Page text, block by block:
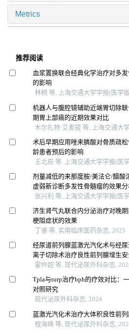
Metrics
推荐阅读
血浆置换联合经典化学治疗对多
的影响
林桐 等, 上海交通大学学报(医学
机器人与腹腔镜辅助近端胃切除
期胃上部癌的近期效果对比
木尔扎特·艾麦提 等, 上海交通大
术后早期应用唑来膦酸对骨质疏
龄患者预后的影响
王北辰 等, 上海交通大学学报(医
剂量减低的来那度胺/美法仑/醋酸
虚弱新诊断多发性骨髓瘤的效果
张兴利 等, 上海交通大学学报(医
济生肾气丸联合内分泌治疗对晚
梗阻症状的效果
丁睿 等, 实用临床医药杂志, 2025
经尿道前列腺蓝激光汽化术与经
离子切除术治疗良性前列腺增生
霍仲超 等, 现代泌尿外科杂志,
Tpla与turp治疗bph的疗效对比：
对照研究
现代泌尿外科杂志, 2024
蓝激光汽化术治疗大体积良性前
程海峰 等, 现代泌尿外科杂志,